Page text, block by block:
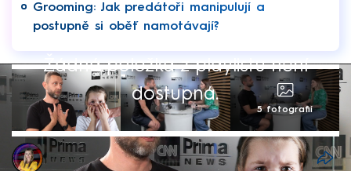
Grooming: Jak predátoři manipulují a
postupně si oběť namotávají?
Žádná položka z playlistu není
dostupná.
5 fotografií
Marie Makovská
29. kvě 2026, 07:29